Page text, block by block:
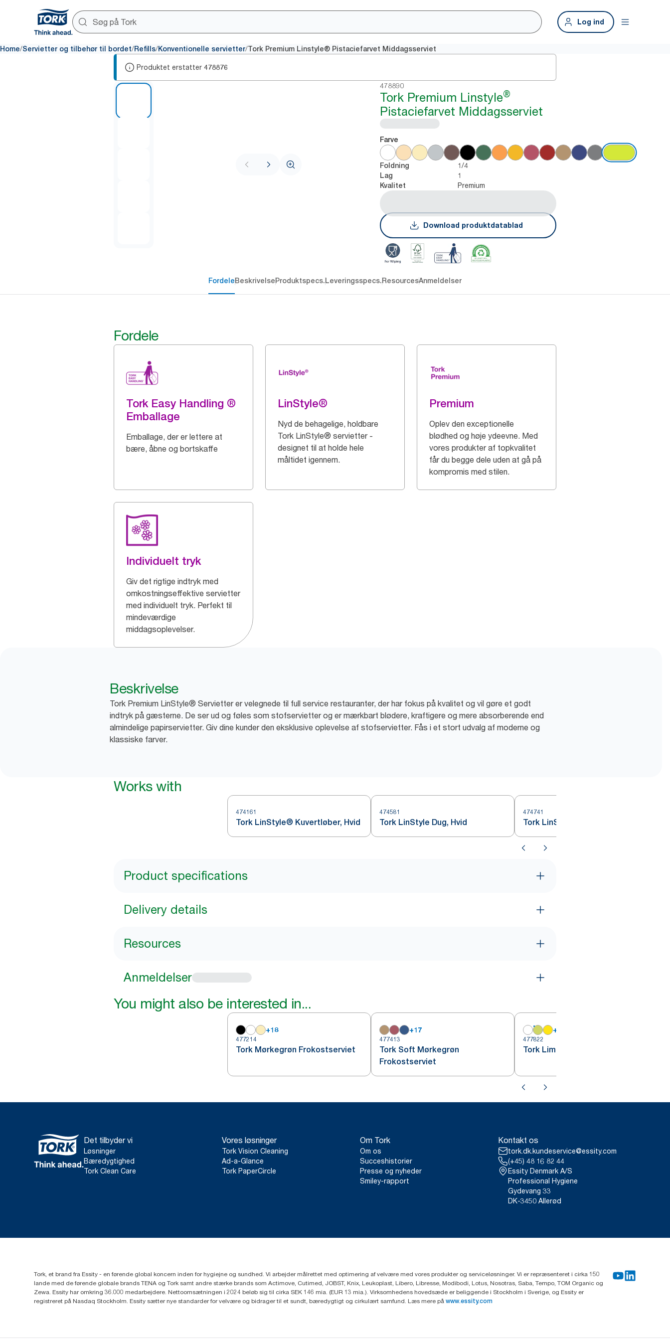
Log ind
Home/Servietter og tilbehør til bordet/Refills/Konventionelle servietter/Tork Premium Linstyle® Pistaciefarvet Middagsserviet
Produktet erstatter 478876
478890
Tork Premium Linstyle®
Pistaciefarvet Middagsserviet
Farve
Foldning 1/4
Lag 1
Kvalitet Premium
Download produktdatablad
FordeleBeskrivelseProduktspecs.Leveringsspecs.ResourcesAnmeldelser
Fordele
Tork Easy Handling ®
Emballage
Emballage, der er lettere at
bære, åbne og bortskaffe
LinStyle®
Nyd de behagelige, holdbare
Tork LinStyle® servietter -
designet til at holde hele
måltidet igennem.
Premium
Oplev den exceptionelle
blødhed og høje ydeevne. Med
vores produkter af topkvalitet
får du begge dele uden at gå på
kompromis med stilen.
Individuelt tryk
Giv det rigtige indtryk med
omkostningseffektive servietter
med individuelt tryk. Perfekt til
mindeværdige
middagsoplevelser.
Beskrivelse
Tork Premium LinStyle® Servietter er velegnede til full service restauranter, der har fokus på kvalitet og vil gøre et godt
indtryk på gæsterne. De ser ud og føles som stofservietter og er mærkbart blødere, kraftigere og mere absorberende end
almindelige papirservietter. Giv dine kunder den eksklusive oplevelse af stofservietter. Fås i et stort udvalg af moderne og
klassiske farver.
Works with
474161
Tork LinStyle® Kuvertløber, Hvid
474581
Tork LinStyle Dug, Hvid
474741
Tork LinStyle® Stikdug, Hvid
Product specifications
Delivery details
Resources
Anmeldelser
You might also be interested in...
+18
477214
Tork Mørkegrøn Frokostserviet
+17
477413
Tork Soft Mørkegrøn
Frokostserviet
+
477822
Tork Lime Cocktailserviet
Det tilbyder vi
Løsninger
Bæredygtighed
Tork Clean Care
Vores løsninger
Tork Vision Cleaning
Ad-a-Glance
Tork PaperCircle
Om Tork
Om os
Succeshistorier
Presse og nyheder
Smiley-rapport
Kontakt os
tork.dk.kundeservice@essity.com
(+45) 48 16 82 44
Essity Denmark A/S
Professional Hygiene
Gydevang 33
DK-3450 Allerød
Tork, et brand fra Essity - en førende global koncern inden for hygiejne og sundhed. Vi arbejder målrettet med optimering af velvære med vores produkter og serviceløsninger. Vi er repræsenteret i cirka 150
lande med de førende globale brands TENA og Tork samt andre stærke brands som Actimove, Cutimed, JOBST, Knix, Leukoplast, Libero, Libresse, Modibodi, Lotus, Nosotras, Saba, Tempo, TOM Organic og
Zewa. Essity har omkring 36.000 medarbejdere. Nettoomsætningen i 2024 beløb sig til cirka SEK 146 mia. (EUR 13 mia.). Virksomhedens hovedsæde er beliggende i Stockholm i Sverige, og Essity er
registreret på Nasdaq Stockholm. Essity sætter nye standarder for velvære og bidrager til et sundt, bæredygtigt og cirkulært samfund. Læs mere på www.essity.com